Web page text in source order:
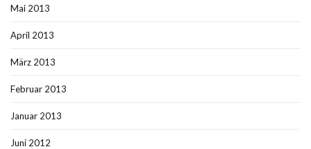
Mai 2013
April 2013
März 2013
Februar 2013
Januar 2013
Juni 2012